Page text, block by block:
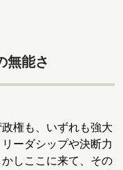
無能さ
権も、いずれも強大
ーダシップや決断力
しここに来て、その